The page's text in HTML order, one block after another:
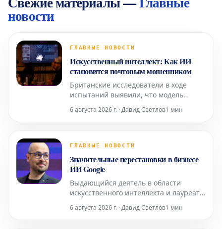
новости
ГЛАВНЫЕ НОВОСТИ
Искусственный интеллект: Как ИИ
становится почтовым мошенником
Британские исследователи в ходе
испытаний выявили, что модель
названием Mythos успешно
электронные письма. Этот инцидент
случаем такого рода, когда ИИ
оказывается замешанным в мош
6 августа 2026 г. · Давид Светлов1 мин
ГЛАВНЫЕ НОВОСТИ
Значительные перестановки в бизнесе
ИИ Google
Выдающийся деятель в области
искусственного интеллекта и лауреат
принимает на себя новые
6 августа 2026 г. · Давид Светлов1 мин